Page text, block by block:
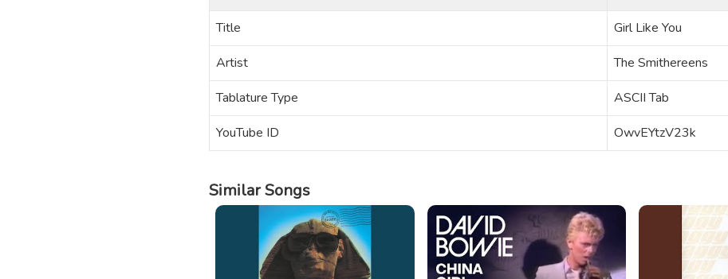
Title
Girl Like You
Artist
The Smithereens
Tablature Type
ASCII Tab
YouTube ID
OwvEYtzV23k
Similar Songs